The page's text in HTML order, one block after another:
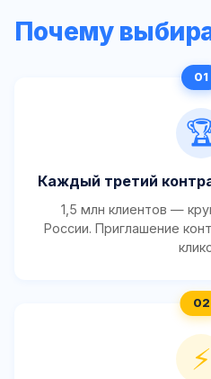
Почему
Каждый третий
1,5 млн клиентов —
России. Приглашение
⚡